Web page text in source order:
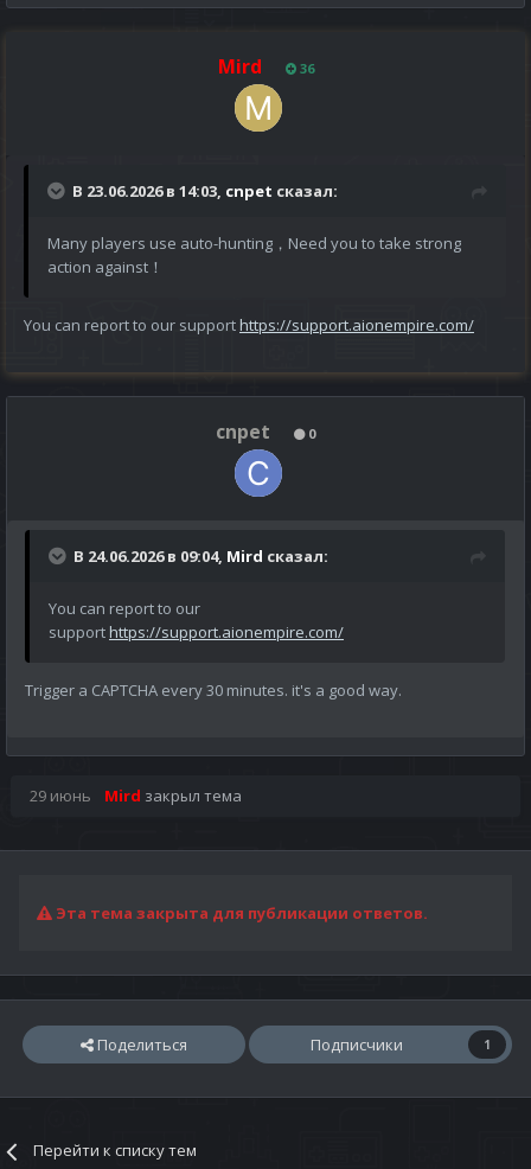
Mird 36
В 23.06.2026 в 14:03, cnpet сказал:
Many players use auto-hunting，Need you to take strong
action against！
You can report to our supporthttps://support.aionempire.com/
cnpet 0
В 24.06.2026 в 09:04, Mird сказал:
You can report to our
supporthttps://support.aionempire.com/
Trigger a CAPTCHA every 30 minutes. it's a good way.
29 июнь Mird закрыл тема
Эта тема закрыта для публикации ответов.
Поделиться Подписчики 1
Перейти к списку тем